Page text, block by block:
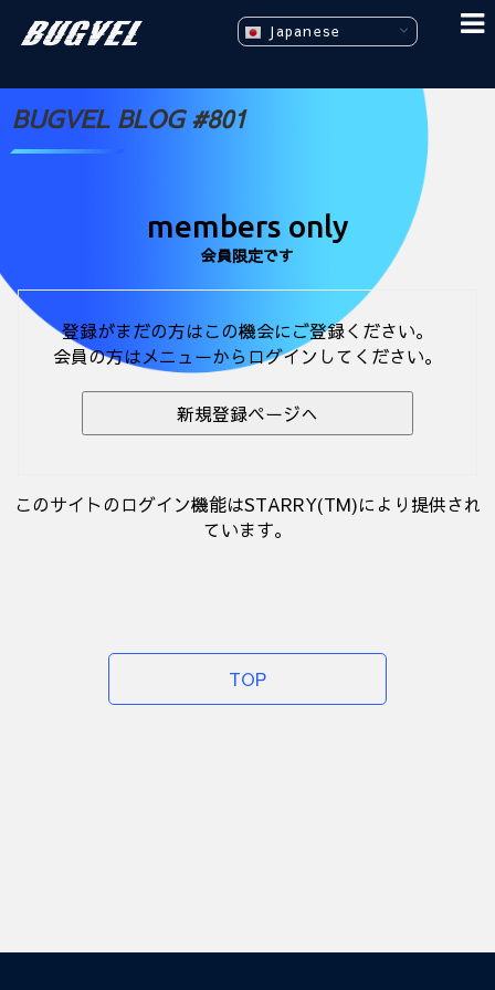
BUGVEL BLOG #801
members only
会員限定です
登録がまだの方はこの機会にご登録ください。
会員の方はメニューからログインしてください。
新規登録ページへ
このサイトのログイン機能はSTARRY(TM)により提供され
ています。
TOP
Japanese